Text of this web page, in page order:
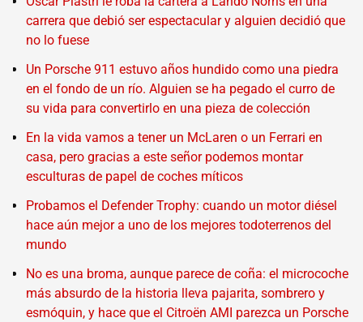
carrera que debió ser espectacular y alguien decidió que
no lo fuese
Un Porsche 911 estuvo años hundido como una piedra
en el fondo de un río. Alguien se ha pegado el curro de
su vida para convertirlo en una pieza de colección
En la vida vamos a tener un McLaren o un Ferrari en
casa, pero gracias a este señor podemos montar
esculturas de papel de coches míticos
Probamos el Defender Trophy: cuando un motor diésel
hace aún mejor a uno de los mejores todoterrenos del
mundo
No es una broma, aunque parece de coña: el microcoche
más absurdo de la historia lleva pajarita, sombrero y
esmóquin, y hace que el Citroën AMI parezca un Porsche